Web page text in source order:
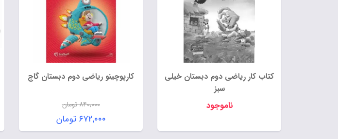
کتاب کار ریاضی دوم دبستان خیلی
سبز
ناموجود
کارپوچینو ریاضی دوم دبستان گاج
۸۴۰,۰۰۰تومان
قیمت
اصلی:
۶۷۲,۰۰۰ تومان
قیمت